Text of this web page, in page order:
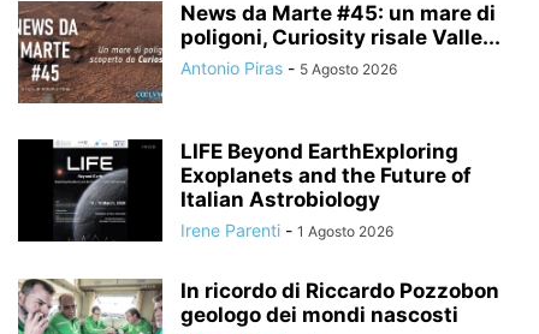
News da Marte #45: un mare di
poligoni, Curiosity risale Valle...
Antonio Piras - 5 Agosto 2026
LIFE Beyond EarthExploring
Exoplanets and the Future of
Italian Astrobiology
Irene Parenti - 1 Agosto 2026
In ricordo di Riccardo Pozzobon
geologo dei mondi nascosti